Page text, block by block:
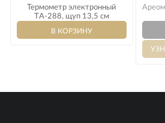
Термометр электронный
TА-288, щуп 13,5 см